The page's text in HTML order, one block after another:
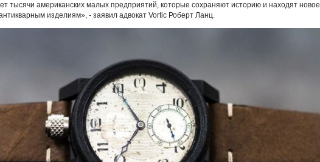
тысячи американских малых предприятий, которые сохраняют историю и находят новое
изделиям», - заявил адвокат Vortic Роберт Ланц.